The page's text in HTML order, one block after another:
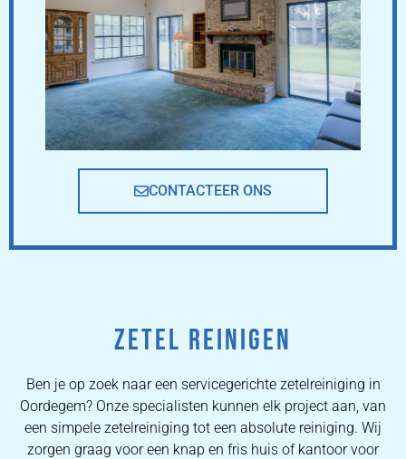
CONTACTEER ONS
ZETEL REINIGEN
Ben je op zoek naar een servicegerichte zetelreiniging in
Oordegem? Onze specialisten kunnen elk project aan, van
een simpele zetelreiniging tot een absolute reiniging. Wij
zorgen graag voor een knap en fris huis of kantoor voor